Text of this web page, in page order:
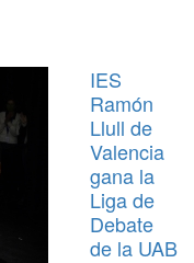
IES
Ramón
Llull de
Valencia
gana la
Liga de
Debate
de la UAB